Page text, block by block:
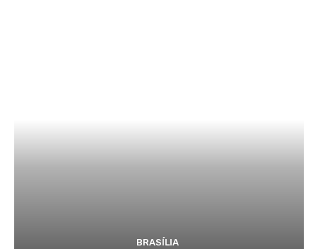
BRASÍLIA